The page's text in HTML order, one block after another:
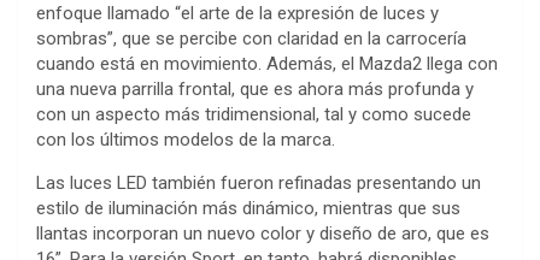
enfoque llamado “el arte de la expresión de luces y
sombras”, que se percibe con claridad en la carrocería
cuando está en movimiento. Además, el Mazda2 llega con
una nueva parrilla frontal, que es ahora más profunda y
con un aspecto más tridimensional, tal y como sucede
con los últimos modelos de la marca.
Las luces LED también fueron refinadas presentando un
estilo de iluminación más dinámico, mientras que sus
llantas incorporan un nuevo color y diseño de aro, que es